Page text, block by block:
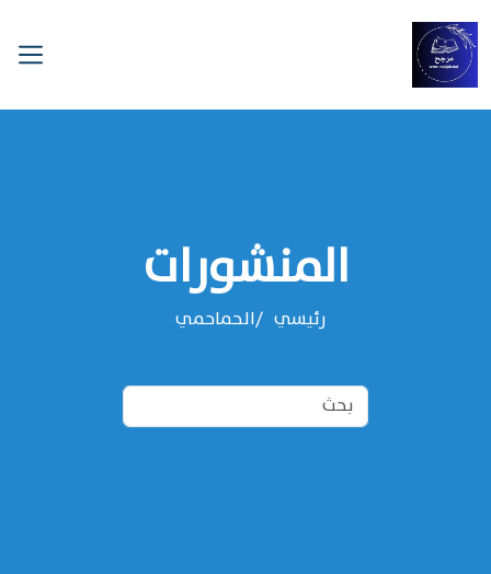
المنشورات
رئيسي ‌‌الحماحمي